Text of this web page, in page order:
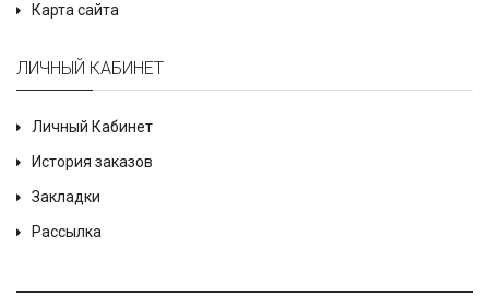
Карта сайта
ЛИЧНЫЙ КАБИНЕТ
Личный Кабинет
История заказов
Закладки
Рассылка